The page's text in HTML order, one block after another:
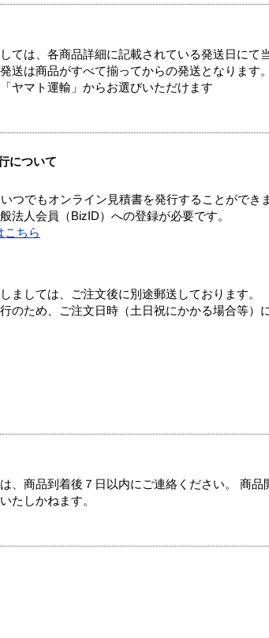
ては、各商品詳細に記載されている発送日にて
送は商品がすべて揃ってからの発送となります。
ヤマト運輸」からお選びいただけます
について
つでもオンライン見積書を発行することができ
法人会員（BizID）への登録が必要です。
こちら
ましては、ご注文後に別途郵送しております。
のため、ご注文日時（土日祝にかかる場合等）
、商品到着後７日以内にご連絡ください。 商
たしかねます。